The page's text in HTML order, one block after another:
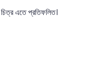
এতে প্রতিফলিত।